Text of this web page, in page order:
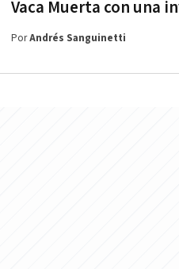
Vaca Muerta con una
PorAndrés Sanguinetti